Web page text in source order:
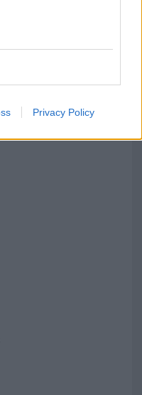
Privacy Policy